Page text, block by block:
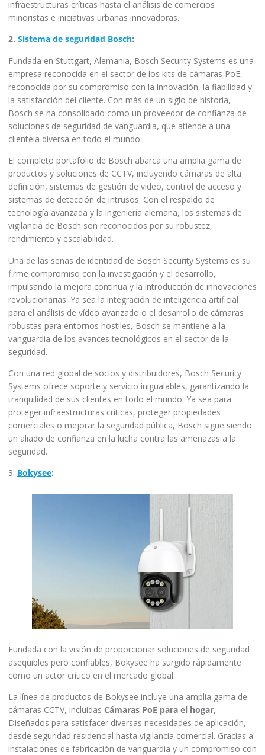
infraestructuras críticas hasta el análisis de comercios
minoristas e iniciativas urbanas innovadoras.
2. Sistema de seguridad Bosch:
Fundada en Stuttgart, Alemania, Bosch Security Systems es una
empresa reconocida en el sector de los kits de cámaras PoE,
reconocida por su compromiso con la innovación, la fiabilidad y
la satisfacción del cliente. Con más de un siglo de historia,
Bosch se ha consolidado como un proveedor de confianza de
soluciones de seguridad de vanguardia, que atiende a una
clientela diversa en todo el mundo.
El completo portafolio de Bosch abarca una amplia gama de
productos y soluciones de CCTV, incluyendo cámaras de alta
definición, sistemas de gestión de video, control de acceso y
sistemas de detección de intrusos. Con el respaldo de
tecnología avanzada y la ingeniería alemana, los sistemas de
vigilancia de Bosch son reconocidos por su robustez,
rendimiento y escalabilidad.
Una de las señas de identidad de Bosch Security Systems es su
firme compromiso con la investigación y el desarrollo,
impulsando la mejora continua y la introducción de innovaciones
revolucionarias. Ya sea la integración de inteligencia artificial
para el análisis de vídeo avanzado o el desarrollo de cámaras
robustas para entornos hostiles, Bosch se mantiene a la
vanguardia de los avances tecnológicos en el sector de la
seguridad.
Con una red global de socios y distribuidores, Bosch Security
Systems ofrece soporte y servicio inigualables, garantizando la
tranquilidad de sus clientes en todo el mundo. Ya sea para
proteger infraestructuras críticas, proteger propiedades
comerciales o mejorar la seguridad pública, Bosch sigue siendo
un aliado de confianza en la lucha contra las amenazas a la
seguridad.
3. Bokysee:
Fundada con la visión de proporcionar soluciones de seguridad
asequibles pero confiables, Bokysee ha surgido rápidamente
como un actor crítico en el mercado global.
La línea de productos de Bokysee incluye una amplia gama de
cámaras CCTV, incluidas Cámaras PoE para el hogar,
Diseñados para satisfacer diversas necesidades de aplicación,
desde seguridad residencial hasta vigilancia comercial. Gracias a
instalaciones de fabricación de vanguardia y un compromiso con